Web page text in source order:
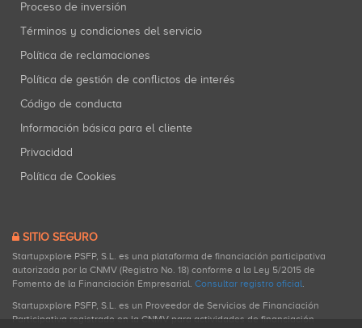
Proceso de inversión
Términos y condiciones del servicio
Política de reclamaciones
Política de gestión de conflictos de interés
Código de conducta
Información básica para el cliente
Privacidad
Política de Cookies
SITIO SEGURO
Startupxplore PSFP, S.L. es una plataforma de financiación participativa
autorizada por la CNMV (Registro No. 18) conforme a la Ley 5/2015 de
Fomento de la Financiación Empresarial. Consultar registro oficial.
Startupxplore PSFP, S.L. es un Proveedor de Servicios de Financiación
Participativa registrado en la CNMV para actividades de financiación